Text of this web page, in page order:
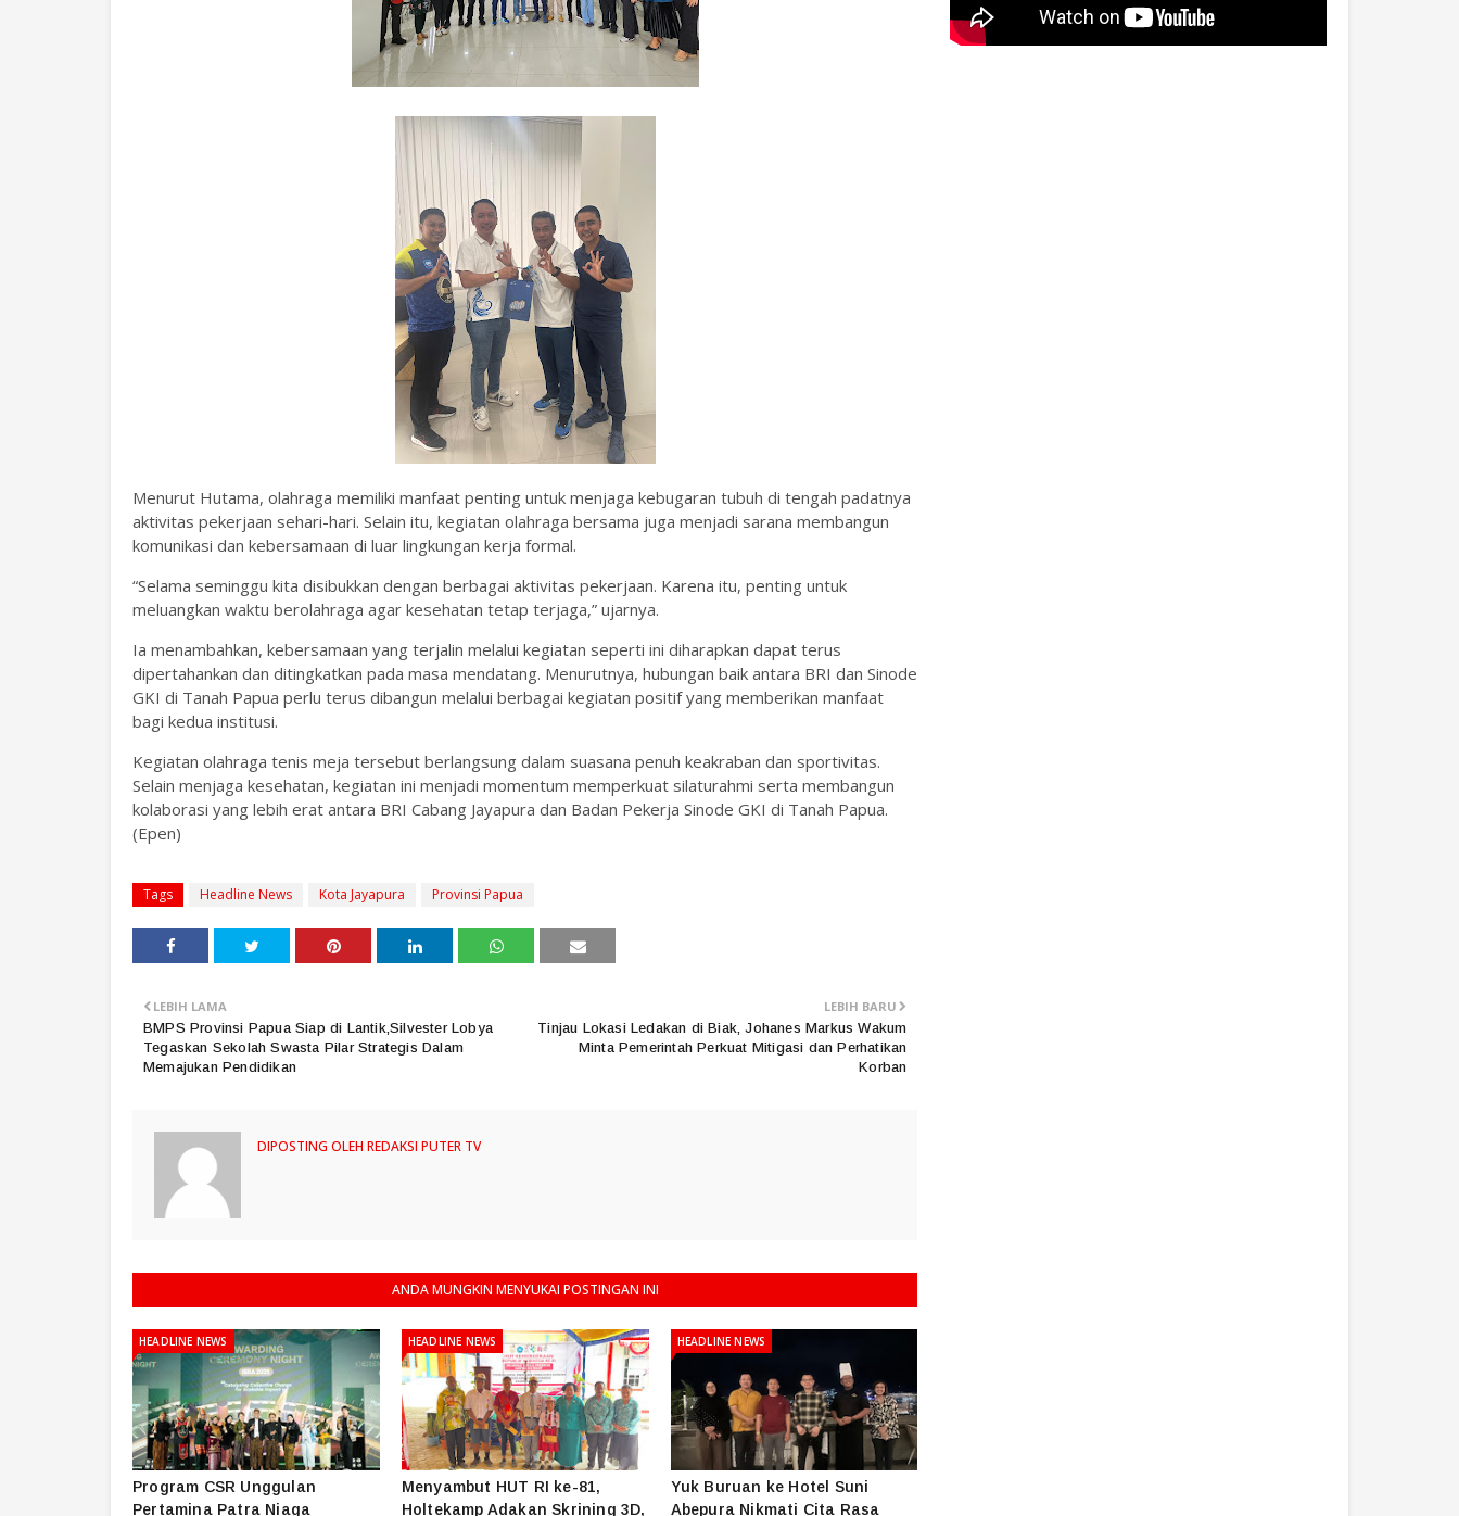
Menurut Hutama, olahraga memiliki manfaat penting untuk menjaga kebugaran tubuh di tengah padatnya
aktivitas pekerjaan sehari-hari. Selain itu, kegiatan olahraga bersama juga menjadi sarana membangun
komunikasi dan kebersamaan di luar lingkungan kerja formal.
“Selama seminggu kita disibukkan dengan berbagai aktivitas pekerjaan. Karena itu, penting untuk
meluangkan waktu berolahraga agar kesehatan tetap terjaga,” ujarnya.
Ia menambahkan, kebersamaan yang terjalin melalui kegiatan seperti ini diharapkan dapat terus
dipertahankan dan ditingkatkan pada masa mendatang. Menurutnya, hubungan baik antara BRI dan Sinode
GKI di Tanah Papua perlu terus dibangun melalui berbagai kegiatan positif yang memberikan manfaat
bagi kedua institusi.
Kegiatan olahraga tenis meja tersebut berlangsung dalam suasana penuh keakraban dan sportivitas.
Selain menjaga kesehatan, kegiatan ini menjadi momentum memperkuat silaturahmi serta membangun
kolaborasi yang lebih erat antara BRI Cabang Jayapura dan Badan Pekerja Sinode GKI di Tanah Papua.
(Epen)
Tags Headline News Kota Jayapura Provinsi Papua
LEBIH BARU
Tinjau Lokasi Ledakan di Biak, Johanes Markus Wakum
Minta Pemerintah Perkuat Mitigasi dan Perhatikan
Korban
LEBIH LAMA
BMPS Provinsi Papua Siap di Lantik,Silvester Lobya
Tegaskan Sekolah Swasta Pilar Strategis Dalam
Memajukan Pendidikan
DIPOSTING OLEH REDAKSI PUTER TV
ANDA MUNGKIN MENYUKAI POSTINGAN INI
HEADLINE NEWS
Program CSR Unggulan
Pertamina Patra Niaga
HEADLINE NEWS
Menyambut HUT RI ke-81,
Holtekamp Adakan Skrining 3D,
HEADLINE NEWS
Yuk Buruan ke Hotel Suni
Abepura Nikmati Cita Rasa